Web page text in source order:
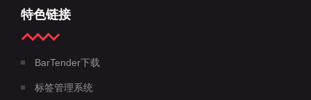
特色链接
BarTender下载
标签管理系统